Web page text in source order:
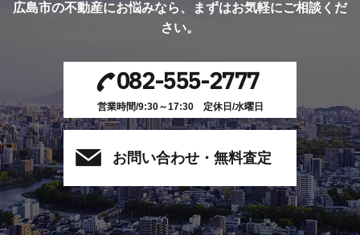
広島市の不動産にお悩みなら、
まずはお気軽にご相談くだ
さい。
082-555-2777
営業時間/9:30～17:30 定休日/水曜日
お問い合わせ・無料査定